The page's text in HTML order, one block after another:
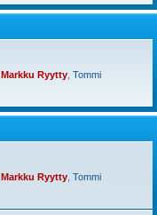
Markku Ryytty Tommi
Markku Ryytty Tommi